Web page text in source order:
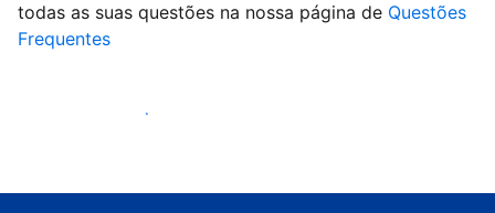
todas as suas questões na nossa página de Questões
Frequentes
Comece a receber clientes